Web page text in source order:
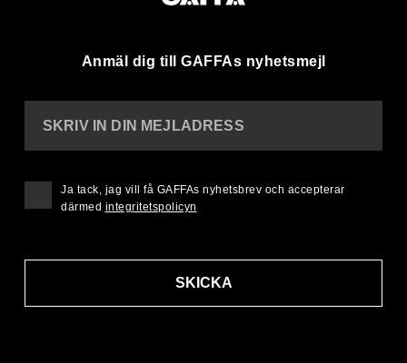
Anmäl dig till GAFFAs nyhetsmejl
SKRIV IN DIN MEJLADRESS
SKICKA
Ja tack, jag vill få GAFFAs nyhetsbrev och accepterar
därmed integritetspolicyn